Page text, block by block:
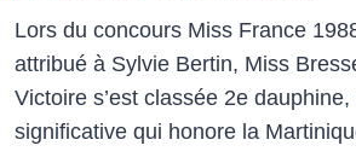
Lors du concours Miss France
attribué à Sylvie Bertin, Miss
Victoire s’est classée 2e
significative qui honore la